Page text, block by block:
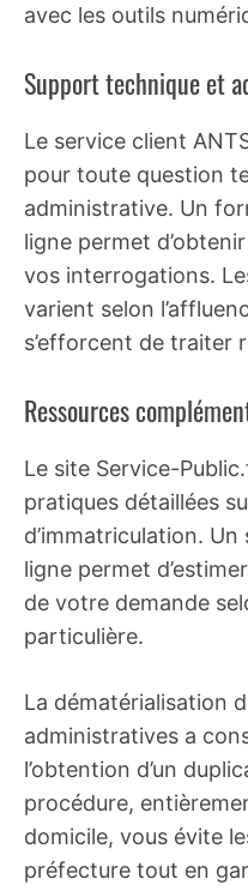
avec les outils
Support technique et
Le service client
pour toute question
administrative. Un
ligne permet
vos interrogations.
varient selon
s’efforcent de traiter
Ressources
Le site Service-
pratiques détaillées
d’immatriculation.
ligne permet
de votre demande
particulière.
La dématérialisation
administratives a
l’obtention d’un
procédure,
domicile, vous évite
préfecture tout en